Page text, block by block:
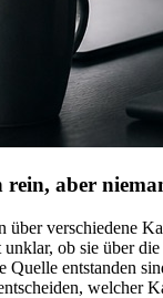
aber
über verschiedene
unklar, ob sie über
Quelle entstanden
welcher